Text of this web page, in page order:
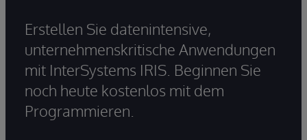
Erstellen Sie datenintensive,
unternehmenskritische Anwendungen
mit InterSystems IRIS. Beginnen Sie
noch heute kostenlos mit dem
Programmieren.